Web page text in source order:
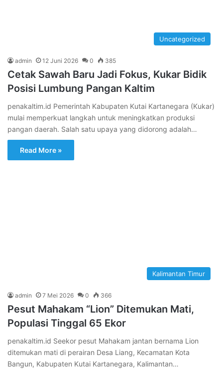
Uncategorized
admin 12 Juni 2026 0 385
Cetak Sawah Baru Jadi Fokus, Kukar Bidik
Posisi Lumbung Pangan Kaltim
penakaltim.id Pemerintah Kabupaten Kutai Kartanegara (Kukar)
mulai memperkuat langkah untuk meningkatkan produksi
pangan daerah. Salah satu upaya yang didorong adalah…
Read More »
Kalimantan Timur
admin 7 Mei 2026 0 366
Pesut Mahakam “Lion” Ditemukan Mati,
Populasi Tinggal 65 Ekor
penakaltim.id Seekor pesut Mahakam jantan bernama Lion
ditemukan mati di perairan Desa Liang, Kecamatan Kota
Bangun, Kabupaten Kutai Kartanegara, Kalimantan…